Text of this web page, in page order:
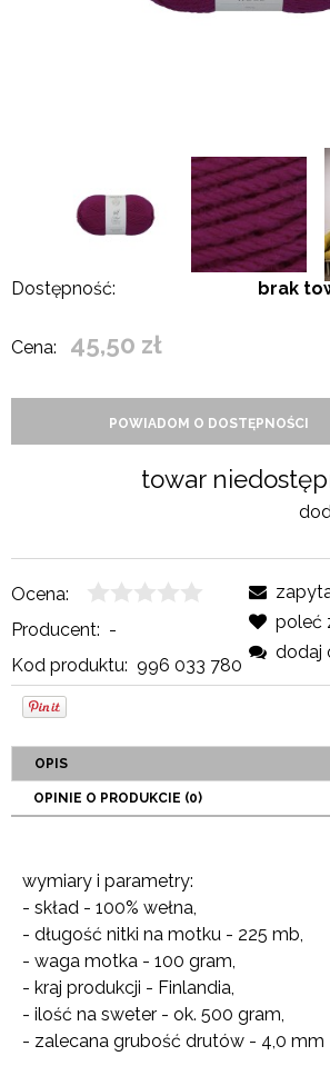
Dostępność: brak
Cena: 45,50 zł
POWIADOM O DOSTĘPNOŚCI
towar
Ocena:
Producent: -
Kod produktu: 996 033 780
poleć
dodaj
OPIS
OPINIE O PRODUKCIE (0)
wymiary i parametry:
- skład - 100% wełna,
- długość nitki na motku - 225 mb,
- waga motka - 100 gram,
- kraj produkcji - Finlandia,
- ilość na sweter - ok. 500 gram,
- zalecana grubość drutów - 4,0 mm